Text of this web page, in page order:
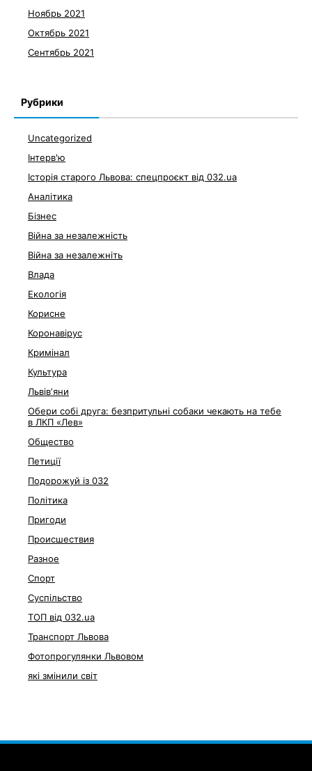
Ноябрь 2021
Октябрь 2021
Сентябрь 2021
Рубрики
Uncategorized
Інтерв'ю
Історія старого Львова: спецпроєкт від 032.ua
Аналітика
Бізнес
Війна за незалежність
Війна за незалежніть
Влада
Екологія
Корисне
Коронавірус
Кримінал
Культура
Львівʼяни
Обери собі друга: безпритульні собаки чекають на тебе
в ЛКП «Лев»
Общество
Петиції
Подорожуй із 032
Політика
Пригоди
Происшествия
Разное
Спорт
Суспільство
ТОП від 032.ua
Транспорт Львова
Фотопрогулянки Львовом
які змінили світ